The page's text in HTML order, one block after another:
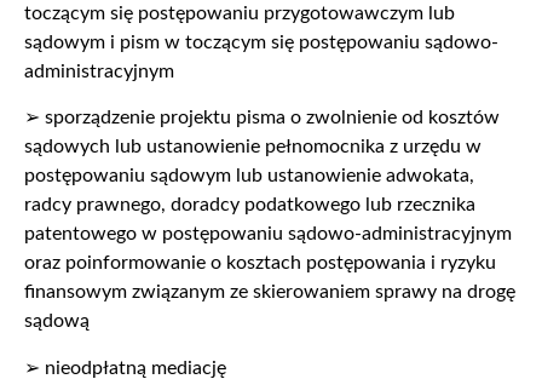
toczącym się postępowaniu przygotowawczym lub
sądowym i pism w toczącym się postępowaniu sądowo-
administracyjnym
➢ sporządzenie projektu pisma o zwolnienie od kosztów
sądowych lub ustanowienie pełnomocnika z urzędu w
postępowaniu sądowym lub ustanowienie adwokata,
radcy prawnego, doradcy podatkowego lub rzecznika
patentowego w postępowaniu sądowo-administracyjnym
oraz poinformowanie o kosztach postępowania i ryzyku
finansowym związanym ze skierowaniem sprawy na drogę
sądową
➢ nieodpłatną mediację